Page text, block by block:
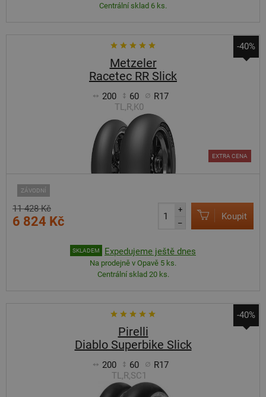
Centrální sklad 6 ks.
-40%
Metzeler
Racetec RR Slick
200 60
R17
TL,R,K0
ZÁVODNÍ
EXTRA CENA
11 428 Kč
6 824 Kč
+
–
Koupit
SKLADEM Expedujeme ještě dnes
Na prodejně v Opavě 5 ks.
Centrální sklad 20 ks.
-40%
Pirelli
Diablo Superbike Slick
200 60
R17
TL,R,SC1